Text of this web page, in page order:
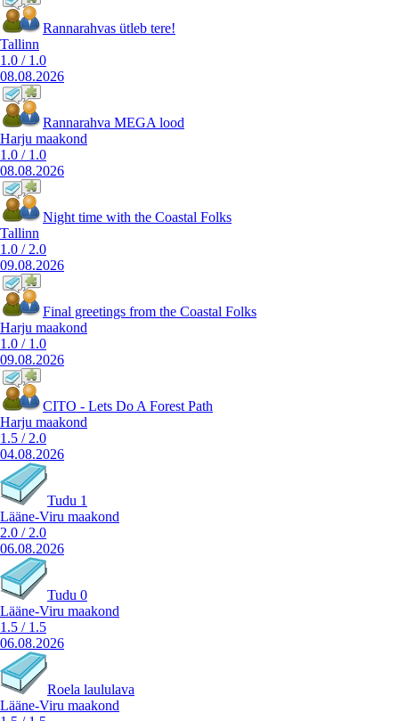
Rannarahvas ütleb tere!
Tallinn
1.0 / 1.0
08.08.2026
Rannarahva MEGA lood
Harju maakond
1.0 / 1.0
08.08.2026
Night time with the Coastal Folks
Tallinn
1.0 / 2.0
09.08.2026
Final greetings from the Coastal Folks
Harju maakond
1.0 / 1.0
09.08.2026
CITO - Lets Do A Forest Path
Harju maakond
1.5 / 2.0
04.08.2026
Tudu 1
Lääne-Viru maakond
2.0 / 2.0
06.08.2026
Tudu 0
Lääne-Viru maakond
1.5 / 1.5
06.08.2026
Roela laululava
Lääne-Viru maakond